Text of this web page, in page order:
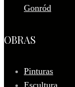
Gonród
OBRAS
Pinturas
Escultura